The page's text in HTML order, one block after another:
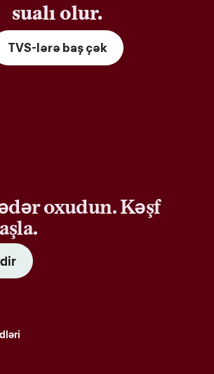
sualı olur.
TVS-lərə baş çək
oxudun. Kəşf